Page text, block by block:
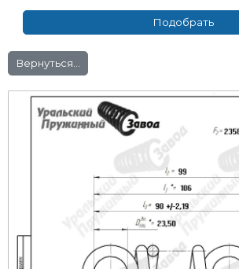
Вернуться...